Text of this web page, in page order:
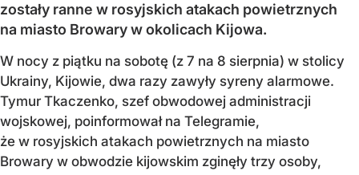
zostały ranne w rosyjskich atakach powietrznych
na miasto Browary w okolicach Kijowa.
W nocy z piątku na sobotę (z 7 na 8 sierpnia) w stolicy
Ukrainy, Kijowie, dwa razy zawyły syreny alarmowe.
Tymur Tkaczenko, szef obwodowej administracji
wojskowej, poinformował na Telegramie,
że w rosyjskich atakach powietrznych na miasto
Browary w obwodzie kijowskim zginęły trzy osoby,